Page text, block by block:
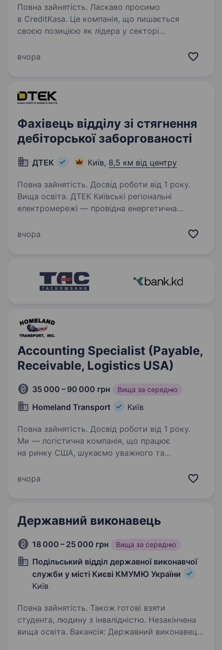
Повна зайнятість. Ласкаво просимо
в CreditKasa. Це компанія, що пишається
своєю позицією як лідера у секторі
фінансові рішення вже більше 9ти років.
вчора
Фахівець відділу зі стягнення
дебіторської заборгованості
ДТЕК Київ, 8,5 км від центру
Повна зайнятість. Досвід роботи від 1 року.
Вища освіта. ДТЕК Київські регіональні
електромережі — провідна енергетична
електричної енергії на території Київської
вчора
Accounting Specialist (Payable,
Receivable, Logistics USA)
35 000 – 90 000 грн Вища за середню
Homeland Transport Київ
Повна зайнятість. Досвід роботи від 1 року.
Ми — логістична компанія, що працює
на ринку США, шукаємо уважного та
(AP/AR), який буде працювати з фінансовими
вчора
Державний виконавець
18 000 – 25 000 грн Вища за середню
Подільський відділ державної виконавчої
служби у місті Києві КМУМЮ України
Київ
Повна зайнятість. Також готові взяти
студента, людину з інвалідністю. Незакінчена
вища освіта. Вакансія: Державний виконавець